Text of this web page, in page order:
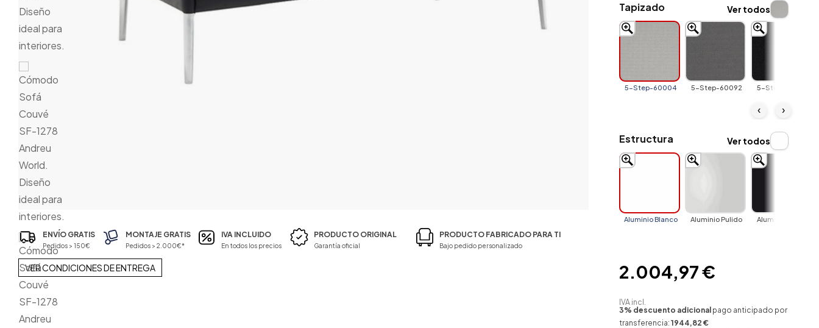
ENVÍO GRATIS
Pedidos > 150€
MONTAJE GRATIS
Pedidos > 2.000€*
IVA INCLUIDO
En todos los precios
PRODUCTO ORIGINAL
Garantía oficial
PRODUCTO FABRICADO PARA TI
Bajo pedido personalizado
VER CONDICIONES DE ENTREGA
Tapizado
5-Step-60004 5-Step-60092 5-Step-60999
‹ ›
Ver todos
Estructura
Aluminio Blanco Aluminio Pulido Aluminio Negro
Ver todos
2.004,97 €
IVA incl.
3% descuento adicional pago anticipado por
transferencia: 1944,82 €